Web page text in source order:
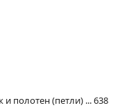
полотен (петли) ... 638